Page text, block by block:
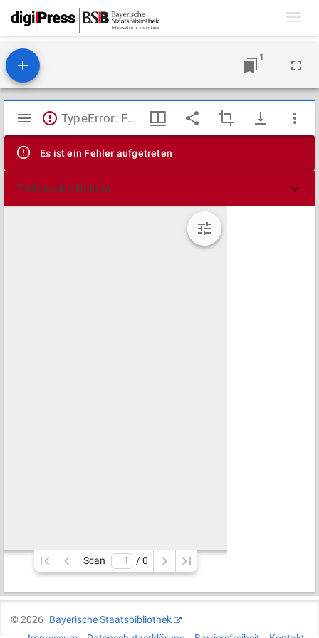
1
Mirador
Viewer
TypeError: Failed to fetch
Es ist ein Fehler aufgetreten
Technische Details
Scan / 0
©2026
Bayerische Staatsbibliothek